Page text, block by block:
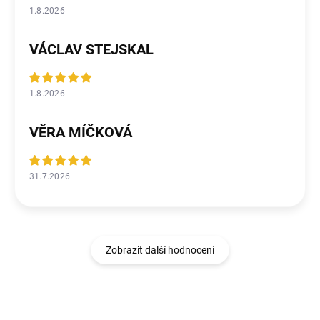
1.8.2026
VÁCLAV STEJSKAL
1.8.2026
VĚRA MÍČKOVÁ
31.7.2026
Zobrazit další hodnocení